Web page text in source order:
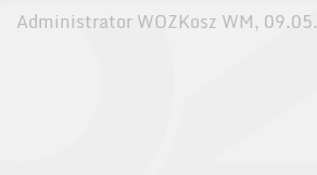
Administrator WOZKosz WM,